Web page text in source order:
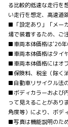
る比較的低速な走行を
い走行を想定、高速道
■「設定あり」「メー
場で装着するため、ご
■車両本体価格は'26年
■車両本体価格はタイ
■車両本体価格にはオ
■保険料、税金（除く
■自動車リサイクル法
■ボディカラーおよび
って見えることがあり
角度等）により、ボデ
■写真は機能説明のた